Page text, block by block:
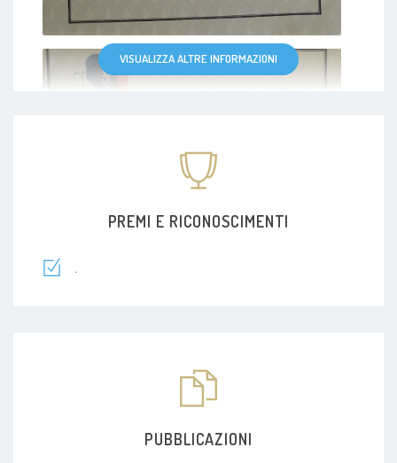
VISUALIZZA ALTRE INFORMAZIONI
PREMI E RICONOSCIMENTI
.
PUBBLICAZIONI